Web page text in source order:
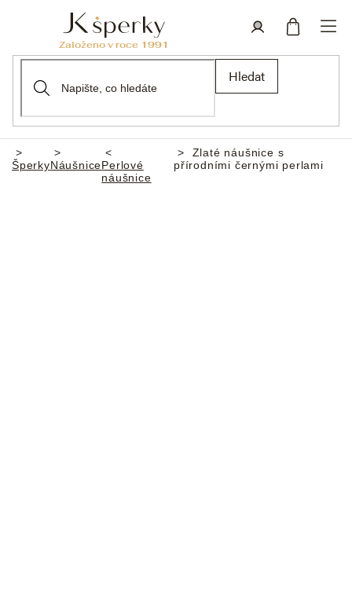
Hledat
Domů
ŠperkyNáušnicePerlové
náušnice
Zlaté náušnice s
přírodními černými perlami